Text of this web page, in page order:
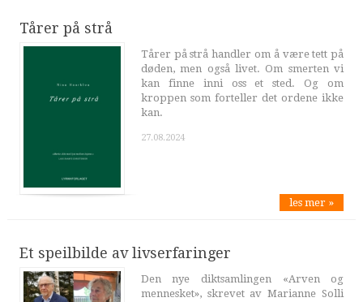
Tårer på strå
Tårer på strå handler om å være tett på
døden, men også livet. Om smerten vi
kan finne inni oss et sted. Og om
kroppen som forteller det ordene ikke
kan.
27.08.2024
les mer »
Et speilbilde av livserfaringer
Den nye diktsamlingen «Arven og
mennesket», skrevet av Marianne Solli